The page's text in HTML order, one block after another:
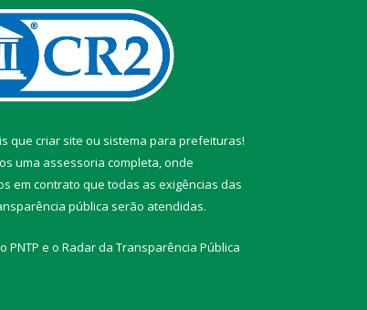
que criar site ou sistema para prefeituras!
uma assessoria completa, onde
em contrato que todas as exigências das
pública serão atendidas.
PNTP e o Radar da Transparência Pública